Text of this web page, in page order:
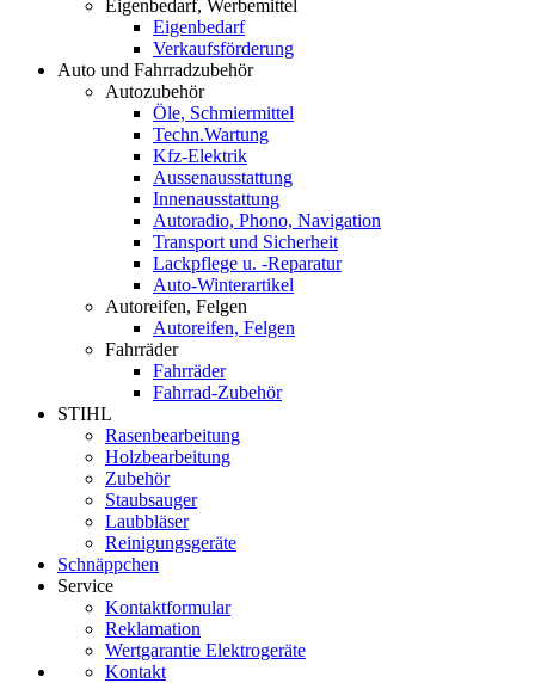
Eigenbedarf, Werbemittel
Eigenbedarf
Verkaufsförderung
Auto und Fahrradzubehör
Autozubehör
Öle, Schmiermittel
Techn.Wartung
Kfz-Elektrik
Aussenausstattung
Innenausstattung
Autoradio, Phono, Navigation
Transport und Sicherheit
Lackpflege u. -Reparatur
Auto-Winterartikel
Autoreifen, Felgen
Autoreifen, Felgen
Fahrräder
Fahrräder
Fahrrad-Zubehör
STIHL
Rasenbearbeitung
Holzbearbeitung
Zubehör
Staubsauger
Laubbläser
Reinigungsgeräte
Schnäppchen
Service
Kontaktformular
Reklamation
Wertgarantie Elektrogeräte
Kontakt